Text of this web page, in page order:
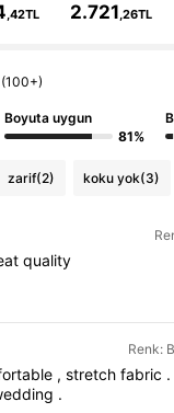
,42TL 2.721,26TL
(100+)
Boyuta uygun
81%
zarif(2) koku yok(3)
quality
Renk:
,stretchfabric .
.